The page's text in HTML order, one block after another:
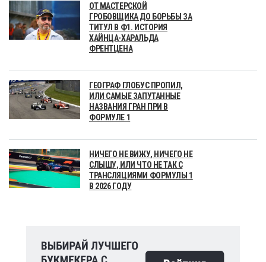
ОТ МАСТЕРСКОЙ
ГРОБОВЩИКА ДО БОРЬБЫ ЗА
ТИТУЛ В Ф1. ИСТОРИЯ
ХАЙНЦА-ХАРАЛЬДА
ФРЕНТЦЕНА
ГЕОГРАФ ГЛОБУС ПРОПИЛ,
ИЛИ САМЫЕ ЗАПУТАННЫЕ
НАЗВАНИЯ ГРАН ПРИ В
ФОРМУЛЕ 1
НИЧЕГО НЕ ВИЖУ, НИЧЕГО НЕ
СЛЫШУ, ИЛИ ЧТО НЕ ТАК С
ТРАНСЛЯЦИЯМИ ФОРМУЛЫ 1
В 2026 ГОДУ